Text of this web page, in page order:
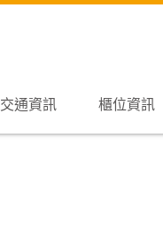
交通資訊 櫃位資訊